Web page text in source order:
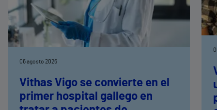
06 agosto 2026
Vithas Vigo se convierte en el
primer hospital gallego en